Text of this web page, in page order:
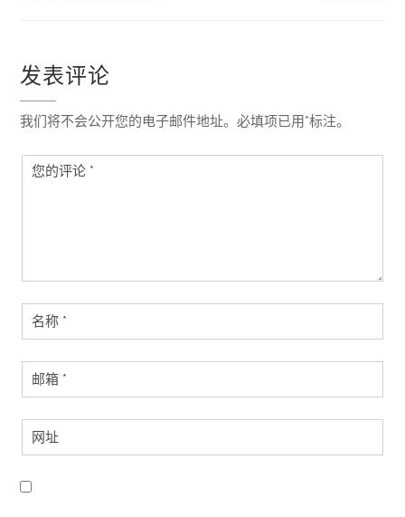
发表评论
我们将不会公开您的电子邮件地址。必填项已用*标注。